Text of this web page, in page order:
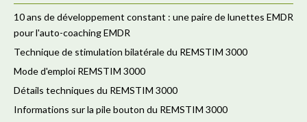
10 ans de développement constant : une paire de lunettes EMDR
pour l'auto-coaching EMDR
Technique de stimulation bilatérale du REMSTIM 3000
Mode d'emploi REMSTIM 3000
Détails techniques du REMSTIM 3000
Informations sur la pile bouton du REMSTIM 3000